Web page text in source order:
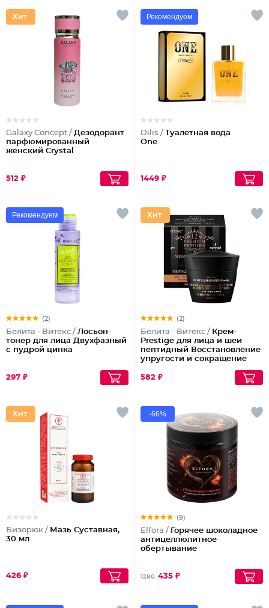
Galaxy Concept / Дезодорант
парфюмированный
женский Crystal
512 ₽
Рекомендуем
Dilis / Туалетная вода
One
1449 ₽
Рекомендуем
(2)
Белита - Витекс / Лосьон-
тонер для лица Двухфазный
с пудрой цинка
297 ₽
(2)
Белита - Витекс / Крем-
Prestige для лица и шеи
пептидный Восстановление
упругости и сокращение
582 ₽
Бизорюк / Мазь Суставная,
30 мл
426 ₽
-66%
(9)
Elfora / Горячее шоколадное
антицеллюлитное
обертывание
1280 435 ₽